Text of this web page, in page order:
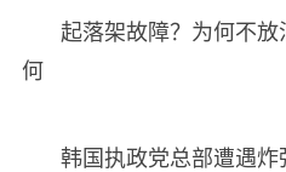
起落架故障？为何不
何
韩国执政党总部遭遇炸